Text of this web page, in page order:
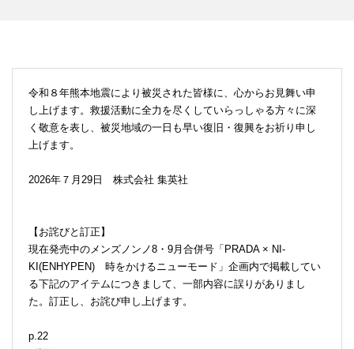
令和８年熊本地震により被災された皆様に、心からお見舞い申
し上げます。救援活動に全力を尽くしていらっしゃる方々に深
く敬意を表し、被災地域の一日も早い復旧・復興をお祈り申し
上げます。
2026年７月29日 株式会社 集英社
【お詫びと訂正】
現在発売中のメンズノンノ8・9月合併号「PRADA × NI-
KI(ENHYPEN) 時をかけるニューモード」企画内で掲載してい
る下記のアイテムにつきまして、一部内容に誤りがありまし
た。訂正し、お詫び申し上げます。
p.22